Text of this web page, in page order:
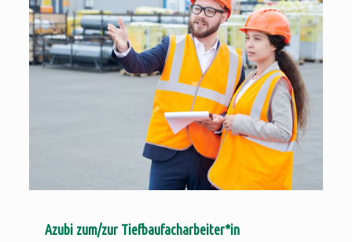
Azubi zum/zur Tiefbaufacharbeiter*in